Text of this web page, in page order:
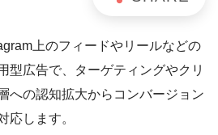
上のフィードやリールなどの
型広告で、ターゲティングやクリ
への認知拡大からコンバージョン
応します。